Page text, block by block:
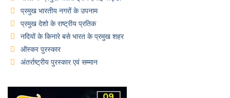
प्रमुख भारतीय नगरों के उपनाम
प्रमुख देशो के राष्ट्रीय प्रतिक
नदियों के किनारे बसे भारत के प्रमुख शहर
ऑस्कर पुरस्कार
अंतर्राष्ट्रीय पुरस्कार एवं सम्मान